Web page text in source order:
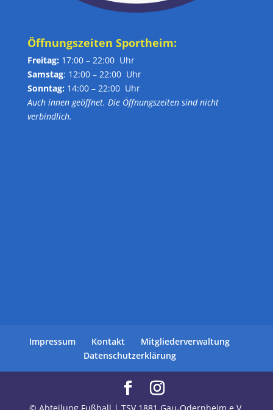
Öffnungszeiten Sportheim:
Freitag: 17:00 – 22:00 Uhr
Samstag: 12:00 – 22:00 Uhr
Sonntag: 14:00 – 22:00 Uhr
Auch innen geöffnet. Die Öffnungszeiten sind nicht
verbindlich.
Impressum Kontakt
Mitgliederverwaltung
Datenschutzerklärung